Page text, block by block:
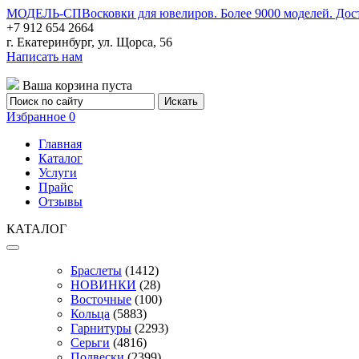
МОДЕЛЬ-СПВосковки для ювелиров. Более 9000 моделей.
+7 912 654 2664
г. Екатеринбург, ул. Щорса, 56
Написать нам
Ваша корзина пуста
Избранное 0
Главная
Каталог
Услуги
Прайс
Отзывы
КАТАЛОГ
Браслеты (1412)
НОВИНКИ (28)
Восточные (100)
Кольца (5883)
Гарнитуры (2293)
Серьги (4816)